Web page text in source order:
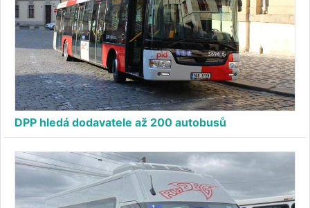
DPP hledá dodavatele až 200 autobusů